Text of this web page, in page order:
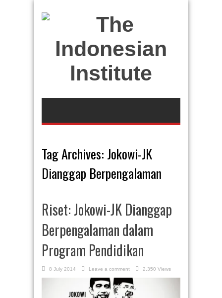
Tag Archives: Jokowi-JK
Dianggap Berpengalaman
Riset: Jokowi-JK Dianggap
Berpengalaman dalam
Program Pendidikan
8 July 2014 Leave a comment 2,350 Views